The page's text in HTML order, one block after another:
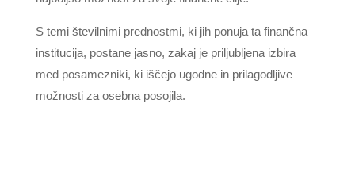
S temi številnimi prednostmi, ki jih ponuja ta finančna
institucija, postane jasno, zakaj je priljubljena izbira
med posamezniki, ki iščejo ugodne in prilagodljive
možnosti za osebna posojila.